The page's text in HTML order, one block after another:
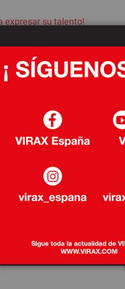
expresar su talento!
La marca
de doblar
3 artículos